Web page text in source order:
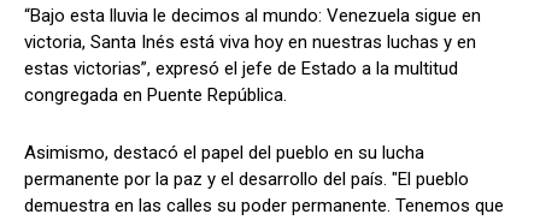
“Bajo esta lluvia le decimos al mundo: Venezuela sigue en
victoria, Santa Inés está viva hoy en nuestras luchas y en
estas victorias”, expresó el jefe de Estado a la multitud
congregada en Puente República.
Asimismo, destacó el papel del pueblo en su lucha
permanente por la paz y el desarrollo del país. "El pueblo
demuestra en las calles su poder permanente. Tenemos que